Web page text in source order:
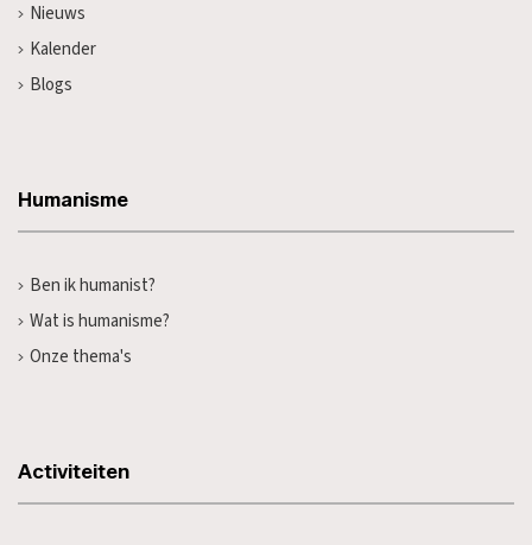
Nieuws
Kalender
Blogs
Humanisme
Ben ik humanist?
Wat is humanisme?
Onze thema's
Activiteiten